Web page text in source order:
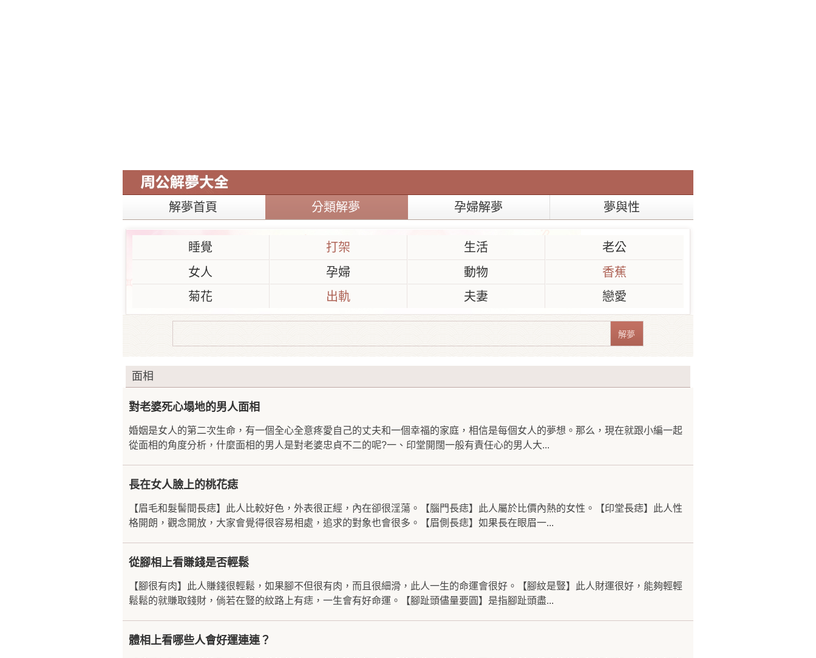
解夢首頁 分類解夢 孕婦解夢 夢與性
睡覺 打架 生活
老公
女人
孕婦 動物
香蕉
菊花
出軌 夫妻 戀愛
面相
對老婆死心塌地的男人面相
婚姻是女人的第二次生命，有一個全心全意疼愛自己的丈夫和一個幸福的家庭，相信是每個女人的夢想。那么，現在就跟小編一起
從面相的角度分析，什麼面相的男人是對老婆忠貞不二的呢?一、印堂開闊一般有責任心的男人大...
長在女人臉上的桃花痣
【眉毛和髮髻間長痣】此人比較好色，外表很正經，內在卻很淫蕩。【腦門長痣】此人屬於比價內熱的女性。【印堂長痣】此人性
格開朗，觀念開放，大家會覺得很容易相處，追求的對象也會很多。【眉側長痣】如果長在眼眉一...
從腳相上看賺錢是否輕鬆
【腳很有肉】此人賺錢很輕鬆，如果腳不但很有肉，而且很細滑，此人一生的命運會很好。【腳紋是豎】此人財運很好，能夠輕輕
鬆鬆的就賺取錢財，倘若在豎的紋路上有痣，一生會有好命運。【腳趾頭儘量要圓】是指腳趾頭盡...
體相上看哪些人會好運連連？